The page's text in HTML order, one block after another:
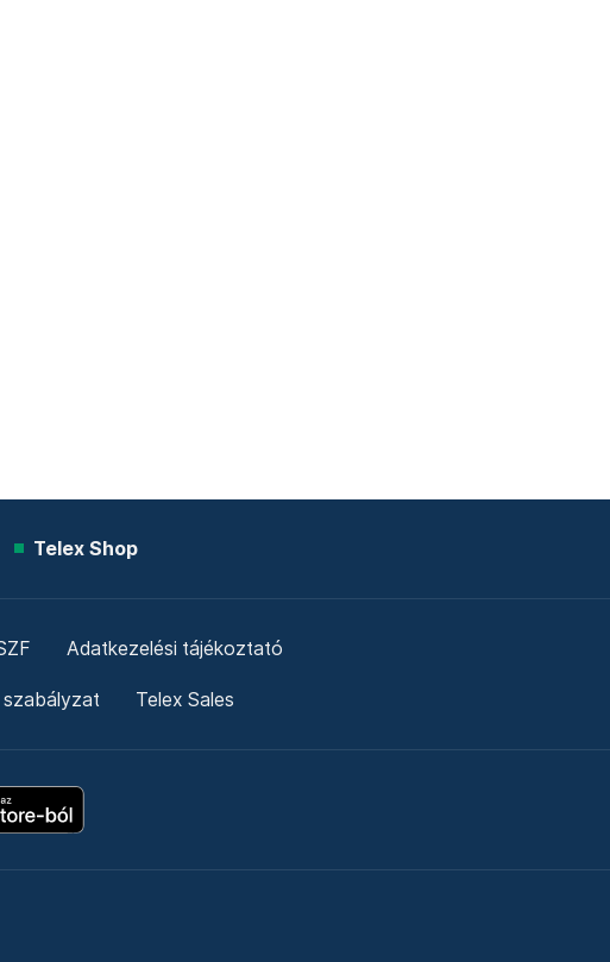
Telex Shop
Adatkezelési tájékoztató
szabályzat Telex Sales